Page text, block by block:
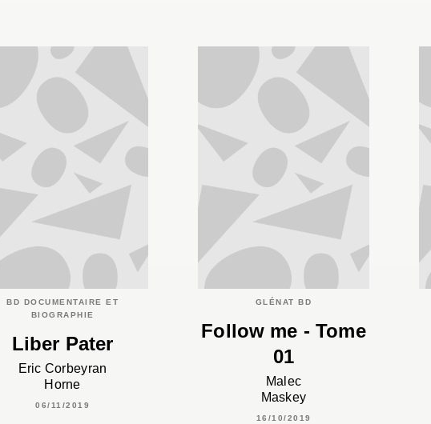
BD DOCUMENTAIRE ET
BIOGRAPHIE
Liber Pater
Eric Corbeyran
Horne
06/11/2019
GLÉNAT BD
Follow me - Tome
01
Malec
Maskey
16/10/2019